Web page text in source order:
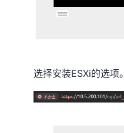
选择安装ESXi的选项。